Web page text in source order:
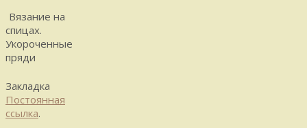
Вязание на
спицах.
Укороченные
пряди
Закладка
Постоянная
ссылка.